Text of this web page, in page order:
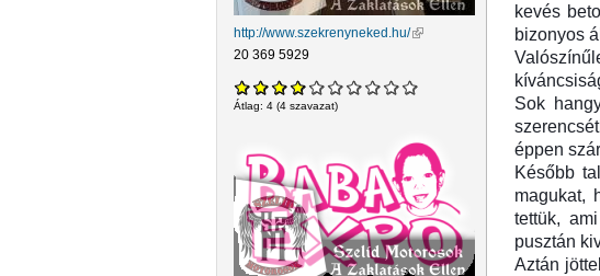
http://www.szekrenyneked.hu/(külső hivatkozás)
20 369 5929
Átlag: 4 (4 szavazat)
kevés
bizonyos
Sok
éppen
Később
magukat,
tettük,
pusztán
Aztán